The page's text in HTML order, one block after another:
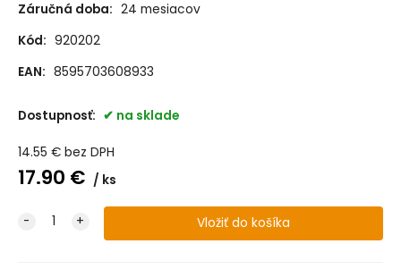
Záručná doba: 24 mesiacov
Kód: 920202
EAN: 8595703608933
Dostupnosť: na sklade
14.55 € bez DPH
17.90 € ks